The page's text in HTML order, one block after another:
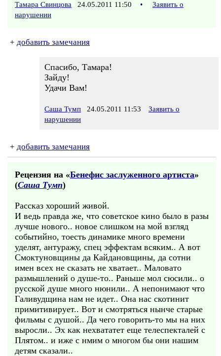
Тамара Свинцова 24.05.2011 11:50 •
Заявить о
нарушении
+ добавить замечания
Спасибо, Тамара!
Зайду!
Удачи Вам!
Саша Тумп 24.05.2011 11:53
Заявить о
нарушении
+ добавить замечания
Рецензия на «Бенефис заслуженного артиста»
(Саша Тумп)
Рассказ хороший живой.
И ведь правда же, что советское кино было в разы
лучше нового.. новое слишком на мой взгляд
событийно, тоесть динамике много времени
уделят, антуражу, спец эффектам всяким.. А вот
Смоктуновщины да Кайдановщины, да сотни
имен всех не сказать не хватает.. Маловато
размышлений о душе-то.. Раньше мол сюсили.. о
русской душе много нюнили.. А непонимают что
Галивудщина нам не идет.. Она нас скотинит
примитивирует.. Вот и смотряться нынче старые
фильмы с душой.. Да чего говорить-то мы на них
выросли.. Эх как нехвататет еще телеспекталей с
Плятом.. и иже с нмим о многом бы они нашим
детям сказали..